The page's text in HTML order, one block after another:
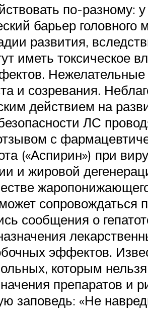
по-разному:
барьер головного
развития,
иметь токсическое
Нежелательные
и созревания.
действием на
ЛС
с
(«Аспирин») при
и жировой
сопровождаться
сообщения о
эффектов.
которым
препаратов и
заповедь: «Не